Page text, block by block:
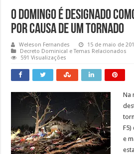
O domingo é designado
por causa de um tornado
Weleson Fernandes
15 de maio de
Decreto Dominical e Temas Relacionados
591 Visualizações
Na
F5)
e